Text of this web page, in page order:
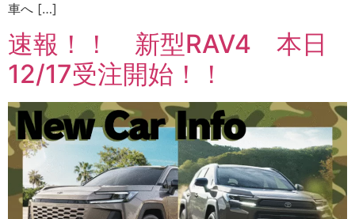
車へ […]
速報！！ 新型RAV4 本日
12/17受注開始！！